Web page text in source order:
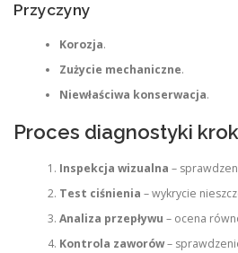
Przyczyny
Korozja.
Zużycie mechaniczne.
Niewłaściwa konserwacja.
Proces diagnostyki
Inspekcja wizualna –
Test ciśnienia – wykrycie
Analiza przepływu – ocena
Kontrola zaworów–